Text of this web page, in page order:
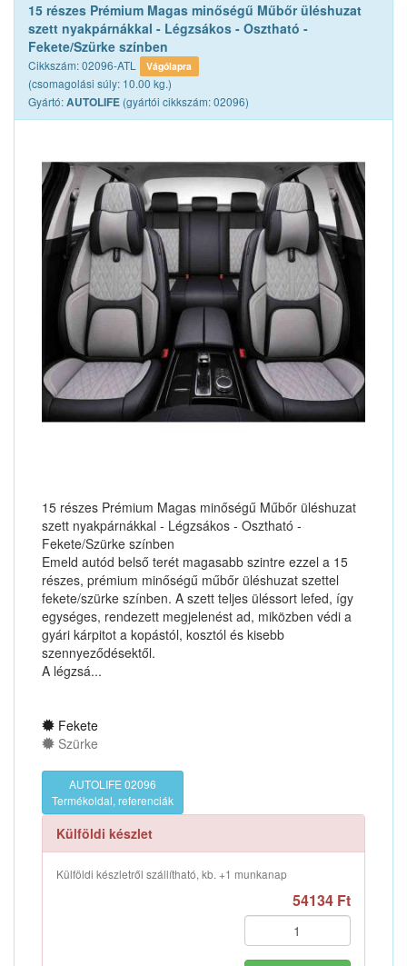
15 részes Prémium Magas minőségű Műbőr üléshuzat
szett nyakpárnákkal - Légzsákos - Osztható -
Fekete/Szürke színben
Cikkszám: 02096-ATL Vágólapra
(csomagolási súly: 10.00 kg.)
Gyártó:AUTOLIFE (gyártói cikkszám: 02096)
15 részes Prémium Magas minőségű Műbőr üléshuzat
szett nyakpárnákkal - Légzsákos - Osztható -
Fekete/Szürke színben
Emeld autód belső terét magasabb szintre ezzel a 15
részes, prémium minőségű műbőr üléshuzat szettel
fekete/szürke színben. A szett teljes üléssort lefed, így
egységes, rendezett megjelenést ad, miközben védi a
gyári kárpitot a kopástól, kosztól és kisebb
szennyeződésektől.
A légzsá...
Fekete
Szürke
AUTOLIFE 02096
Termékoldal, referenciák
Külföldi készlet
Külföldi készletről szállítható, kb. +1 munkanap
54134 Ft